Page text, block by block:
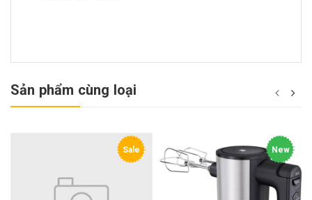
Sản phẩm cùng loại
Sale New